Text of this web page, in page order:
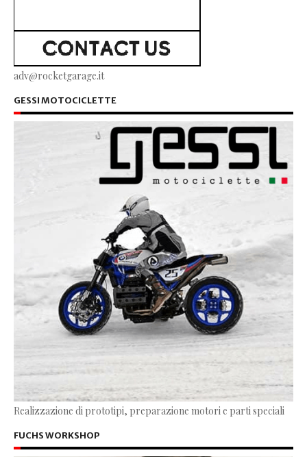
adv@rocketgarage.it
GESSI MOTOCICLETTE
Realizzazione di prototipi, preparazione motori e parti speciali
FUCHS WORKSHOP